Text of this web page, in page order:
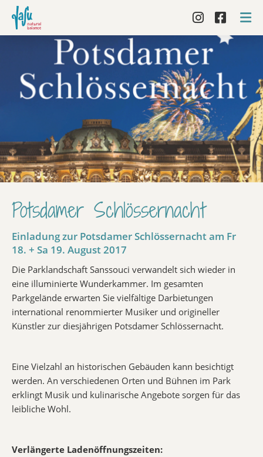
Potsdamer Schlössernacht
Einladung zur Potsdamer Schlössernacht am Fr
18. + Sa 19. August 2017
Die Parklandschaft Sanssouci verwandelt sich wieder in
eine illuminierte Wunderkammer. Im gesamten
Parkgelände erwarten Sie vielfältige Darbietungen
international renommierter Musiker und origineller
Künstler zur diesjährigen Potsdamer Schlössernacht.
Eine Vielzahl an historischen Gebäuden kann besichtigt
werden. An verschiedenen Orten und Bühnen im Park
erklingt Musik und kulinarische Angebote sorgen für das
leibliche Wohl.
Verlängerte Ladenöffnungszeiten: